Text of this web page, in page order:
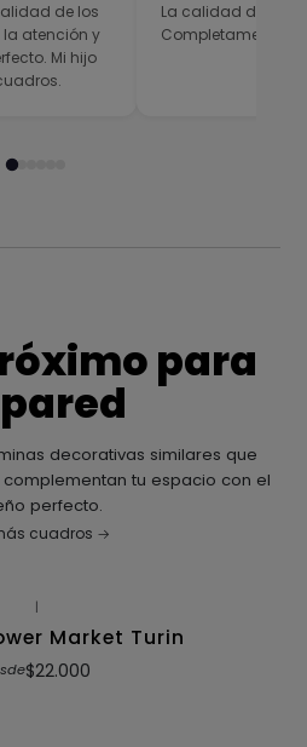
de los
atención y
Mi hijo
La calidad del
Completamente
para
decorativas similares que
tu espacio con el
perfecto.
cuadros
|
Market Turin
$22.000